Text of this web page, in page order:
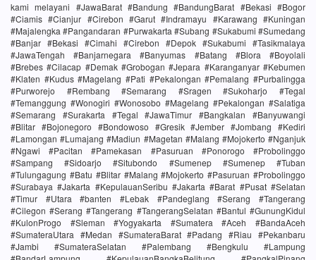
kami melayani #JawaBarat #Bandung #BandungBarat #Bekasi #Bogor
#Ciamis #Cianjur #Cirebon #Garut #Indramayu #Karawang #Kuningan
#Majalengka #Pangandaran #Purwakarta #Subang #Sukabumi #Sumedang
#Banjar #Bekasi #Cimahi #Cirebon #Depok #Sukabumi #Tasikmalaya
#JawaTengah #Banjarnegara #Banyumas #Batang #Blora #Boyolali
#Brebes #Cilacap #Demak #Grobogan #Jepara #Karanganyar #Kebumen
#Klaten #Kudus #Magelang #Pati #Pekalongan #Pemalang #Purbalingga
#Purworejo #Rembang #Semarang #Sragen #Sukoharjo #Tegal
#Temanggung #Wonogiri #Wonosobo #Magelang #Pekalongan #Salatiga
#Semarang #Surakarta #Tegal #JawaTimur #Bangkalan #Banyuwangi
#Blitar #Bojonegoro #Bondowoso #Gresik #Jember #Jombang #Kediri
#Lamongan #Lumajang #Madiun #Magetan #Malang #Mojokerto #Nganjuk
#Ngawi #Pacitan #Pamekasan #Pasuruan #Ponorogo #Probolinggo
#Sampang #Sidoarjo #Situbondo #Sumenep #Sumenep #Tuban
#Tulungagung #Batu #Blitar #Malang #Mojokerto #Pasuruan #Probolinggo
#Surabaya #Jakarta #KepulauanSeribu #Jakarta #Barat #Pusat #Selatan
#Timur #Utara #banten #Lebak #Pandeglang #Serang #Tangerang
#Cilegon #Serang #Tangerang #TangerangSelatan #Bantul #GunungKidul
#KulonProgo #Sleman #Yogyakarta #Sumatera #Aceh #BandaAceh
#SumateraUtara #Medan #SumateraBarat #Padang #Riau #Pekanbaru
#Jambi #SumateraSelatan #Palembang #Bengkulu #Lampung